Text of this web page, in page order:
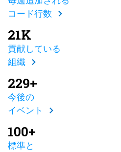
コード行数
21K
貢献している
組織
229+
今後の
イベント
100+
標準と